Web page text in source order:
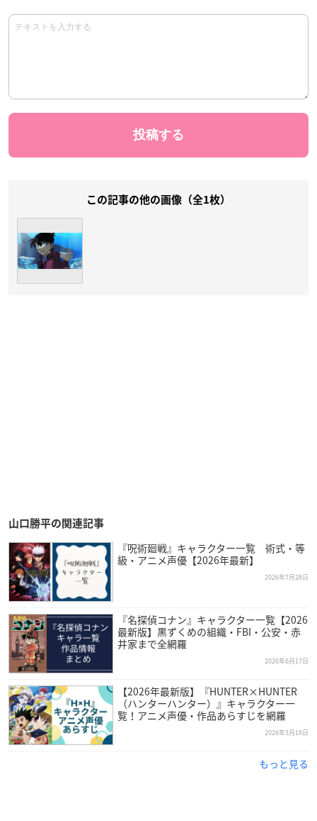
この記事の他の画像（全1枚）
山口勝平の関連記事
『呪術廻戦』キャラクター一覧 術式・等
級・アニメ声優【2026年最新】
2026年7月28日
『名探偵コナン』キャラクター一覧【2026
最新版】黒ずくめの組織・FBI・公安・赤
井家まで全網羅
2026年6月17日
【2026年最新版】『HUNTER×HUNTER
（ハンターハンター）』キャラクター一
覧！アニメ声優・作品あらすじを網羅
2026年3月18日
もっと見る